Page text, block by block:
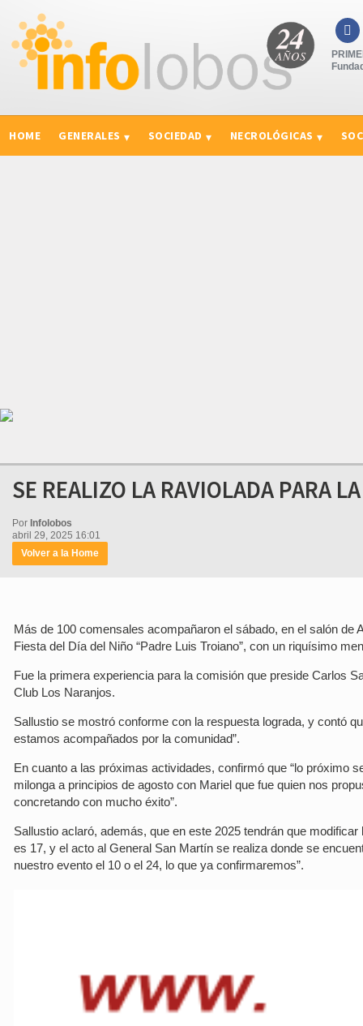

HOME GENERALES SOCIEDAD NECROLÓGICAS
SE REALIZO LA RAVIOLADA PARA
Por Infolobos
abril 29, 2025 16:01
Volver a la Home
Más de 100 comensales acompañaron el sábado, en el salón de
Fiesta del Día del Niño “Padre Luis Troiano”, con un riquísimo
Fue la primera experiencia para la comisión que preside Carlos
Club Los Naranjos.
Sallustio se mostró conforme con la respuesta lograda, y contó
estamos acompañados por la comunidad”.
En cuanto a las próximas actividades, confirmó que “lo próximo
milonga a principios de agosto con Mariel que fue quien nos
concretando con mucho éxito”.
Sallustio aclaró, además, que en este 2025 tendrán que
es 17, y el acto al General San Martín se realiza donde se
nuestro evento el 10 o el 24, lo que ya confirmaremos”.